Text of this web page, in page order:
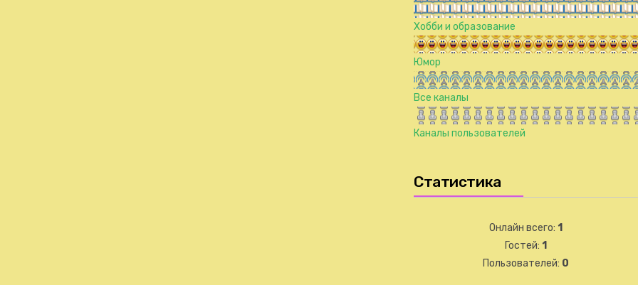
Хобби и образование
Юмор
Все каналы
Каналы пользователей
Статистика
Онлайн всего: 1
Гостей: 1
Пользователей: 0